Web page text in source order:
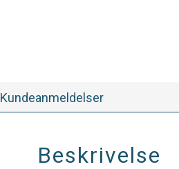
Kundeanmeldelser
Beskrivelse